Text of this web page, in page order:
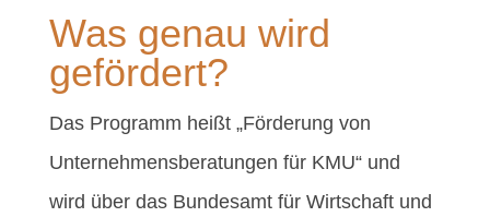
Was genau wird
gefördert?
Das Programm heißt „Förderung von
Unternehmensberatungen für KMU“ und
wird über das Bundesamt für Wirtschaft und